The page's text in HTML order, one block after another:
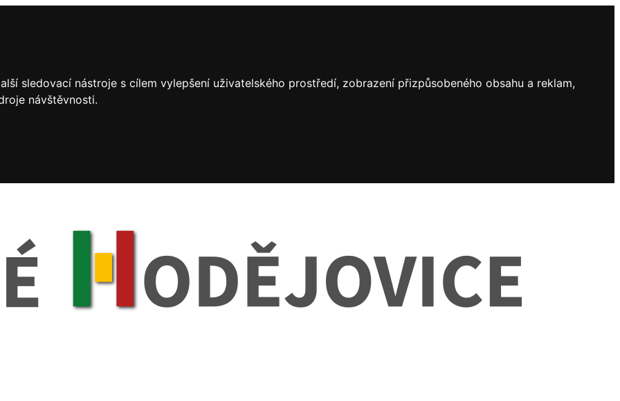
sledovací nástroje s cílem vylepšení uživatelského prostředí, zobrazení přizpůsobeného obsahu a reklam,
návštěvnosti.